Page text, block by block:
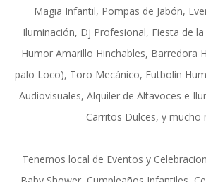
Magia Infantil, Pompas de Jabón,
Iluminación, Dj Profesional, Fiesta de la
Humor Amarillo Hinchables, Barredora
palo Loco), Toro Mecánico, Futbolín
Audiovisuales, Alquiler de Altavoces e
Carritos Dulces, y mucho
Tenemos local de Eventos y